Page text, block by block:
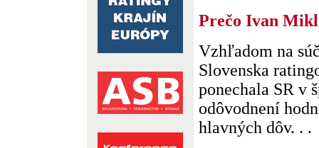
Prečo Ivan
Vzhľadom na
Slovenska
ponechala SR v
odôvodnení
hlavných dôv. . .